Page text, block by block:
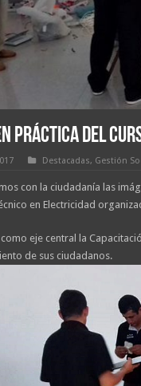
PRÁCTICA DEL
Destacadas, Gestión
con la ciudadanía las
en Electricidad
eje central la
de sus ciudadanos.